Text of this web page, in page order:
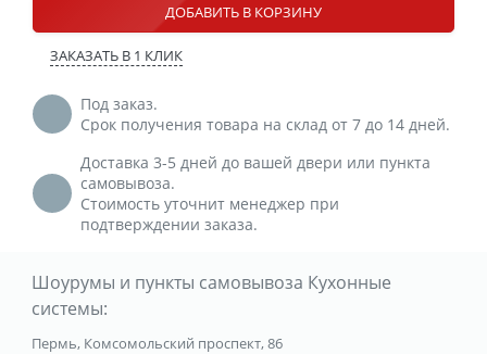
ДОБАВИТЬ В КОРЗИНУ
ЗАКАЗАТЬ В 1 КЛИК
Под заказ.
Срок получения товара на склад от 7 до 14 дней.
Доставка 3-5 дней до вашей двери или пункта
самовывоза.
Стоимость уточнит менеджер при
подтверждении заказа.
Шоурумы и пункты самовывоза Кухонные
системы:
Пермь, Комсомольский проспект, 86